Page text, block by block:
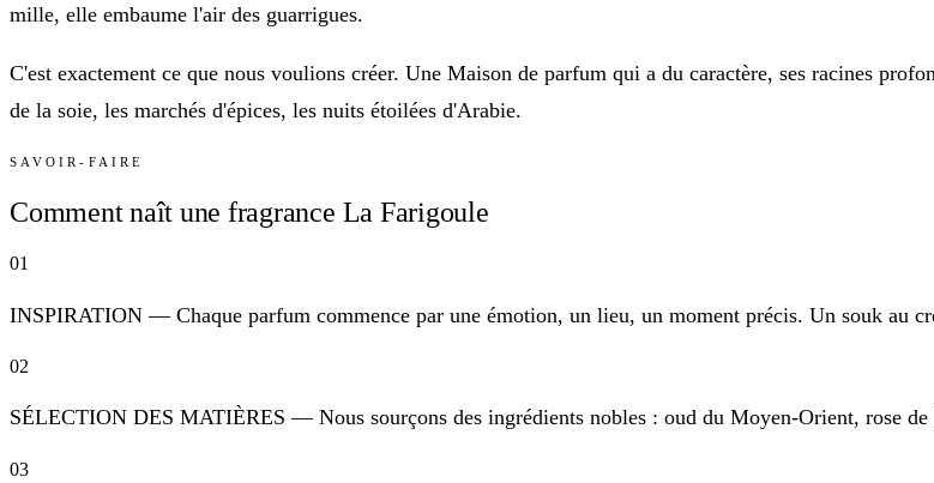
mille, elle embaume l'air des guarrigues.
C'est exactement ce que nous voulions créer. Une Maison de parfum qui a du caractère, ses racines
de la soie, les marchés d'épices, les nuits étoilées d'Arabie.
SAVOIR-FAIRE
Comment naît une fragrance La Farigoule
01
INSPIRATION — Chaque parfum commence par une émotion, un lieu, un moment précis. Un souk au
02
SÉLECTION DES MATIÈRES — Nous sourçons des ingrédients nobles : oud du Moyen-Orient, rose
03